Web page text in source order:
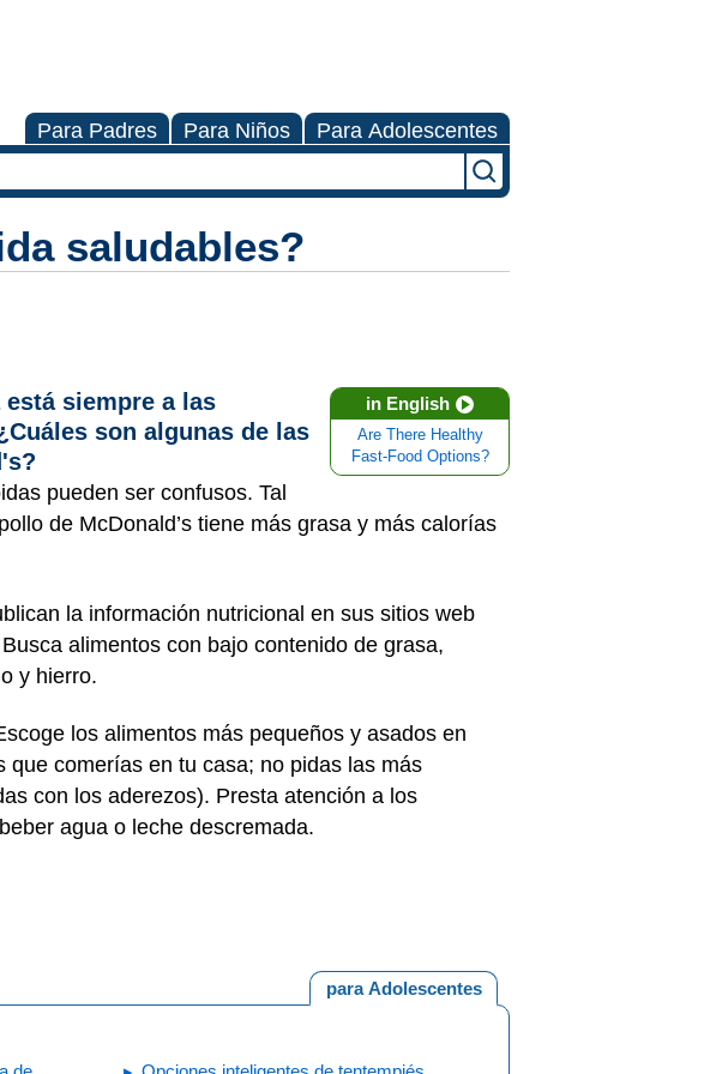
Para Padres Para Niños Para Adolescentes
saludables?
in English
Are There Healthy
Fast-Food Options?
siempre a las
son algunas de las
pueden ser confusos. Tal
de McDonald’s tiene más grasa y más calorías
la información nutricional en sus sitios web
alimentos con bajo contenido de grasa,
y hierro.
los alimentos más pequeños y asados en
que comerías en tu casa; no pidas las más
con los aderezos). Presta atención a los
agua o leche descremada.
para Adolescentes